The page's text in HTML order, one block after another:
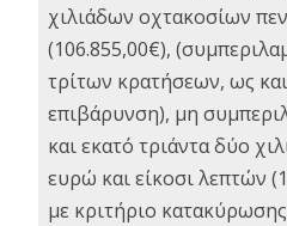
χιλιάδων οχτακοσίων
(106.855,00€),
τρίτων κρατήσεων, ως
επιβάρυνση), μη
και εκατό τριάντα δύο
ευρώ και είκοσι λεπτών
με κριτήριο